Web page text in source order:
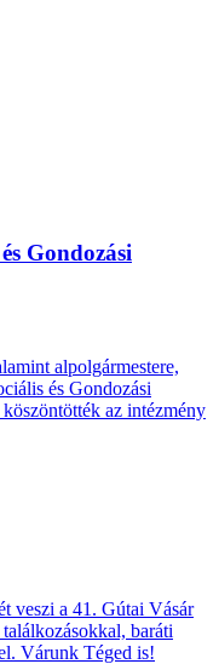
Gondozási
alpolgármestere,
és Gondozási
az intézmény
veszi a 41. Gútai Vásár
baráti
Várunk Téged is!